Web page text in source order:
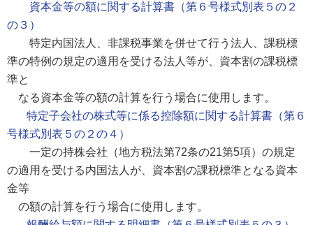
資本金等の額に関する計算書（第６号様式別表５の２
の３）
特定内国法人、非課税事業を併せて行う法人、課税標
準の特例の規定の適用を受ける法人等が、資本割の課税標
準と
なる資本金等の額の計算を行う場合に使用します。
特定子会社の株式等に係る控除額に関する計算書（第６
号様式別表５の２の４）
一定の持株会社（地方税法第72条の21第5項）の規定
の適用を受ける内国法人が、資本割の課税標準となる資本
金等
の額の計算を行う場合に使用します。